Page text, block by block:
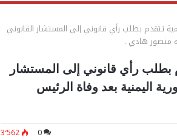
تتقدم بطلب رأي قانوني إلى المستشار القانوني
منصور هادي .
بطلب رأي قانوني إلى المستشار
اليمنية بعد وفاة الرئيس
0 3٬562